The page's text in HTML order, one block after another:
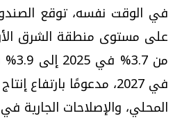
في الوقت نفسه، توقع
على مستوى منطقة الشرق
في 2027، مدعومًا
المحلي، والإصلاحات الجارية